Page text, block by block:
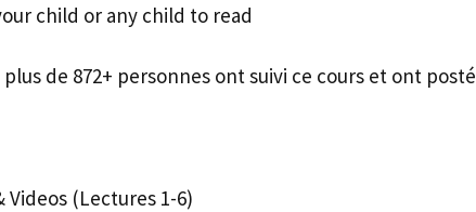
child or any child to read
de 872+ personnes ont suivi ce cours et ont posté
(Lectures 1-6)